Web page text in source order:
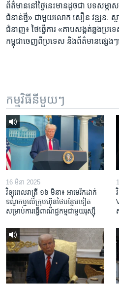
ព័ត៌មាន​នៅ​ថ្ងៃនេះ​មាន​ដូចជា បទសម្ភ
ជំនាន់ថ្មី» ជាមួយ​​លោក សឿន វឌ្ឍនៈ ស្
ជំនាញ៖ ថៃ​ធ្វើការ «គាបសង្កត់​ឆ្លង​ប្រ
កម្ពុជា​ចេញ​ពី​ប្រទេស និង​ព័ត៌មាន​ផ្សេង
កម្មវិធី​នីមួយៗ
16 មីនា 2025
វិទ្យុពេលរាត្រី ១៦ មីនា៖ អាមេរិក​ដាក់​
ទណ្ឌកម្ម​លើ​ក្រុមហ៊ុន​ថៃ​បន្ថែម​ទៀត​
សម្រាប់​ការ​ធ្វើ​ពាណិជ្ជកម្ម​ជាមួយ​រុស្ស៊ី